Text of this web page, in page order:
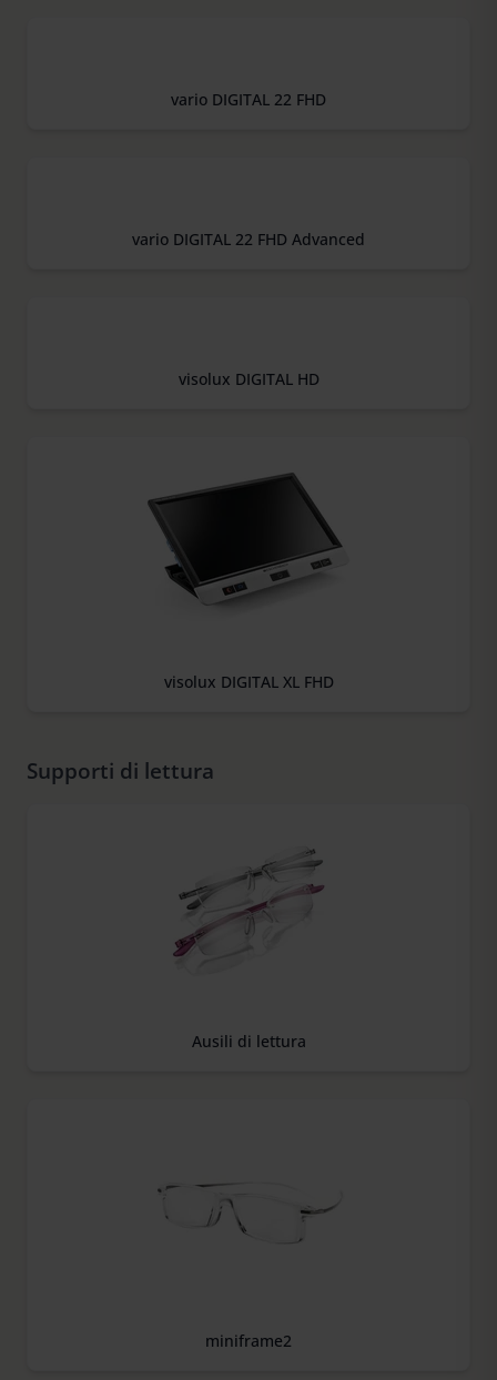
vario DIGITAL 22 FHD
vario DIGITAL 22 FHD Advanced
visolux DIGITAL HD
visolux DIGITAL XL FHD
Supporti di lettura
Ausili di lettura
miniframe2